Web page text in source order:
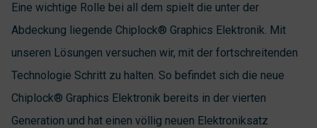
Eine wichtige Rolle bei all dem spielt die unter der
Abdeckung liegende Chiplock® Graphics Elektronik. Mit
unseren Lösungen versuchen wir, mit der fortschreitenden
Technologie Schritt zu halten. So befindet sich die neue
Chiplock® Graphics Elektronik bereits in der vierten
Generation und hat einen völlig neuen Elektroniksatz